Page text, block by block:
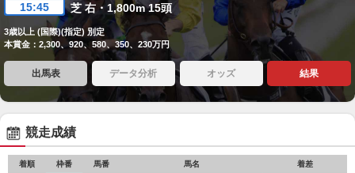
15:45 芝 右・1,800m 15頭
3歳以上 (国際)(指定) 別定
本賞金：2,300、920、580、350、230万円
出馬表 データ分析 オッズ 結果
競走成績
着順 枠番 馬番 馬名 着差